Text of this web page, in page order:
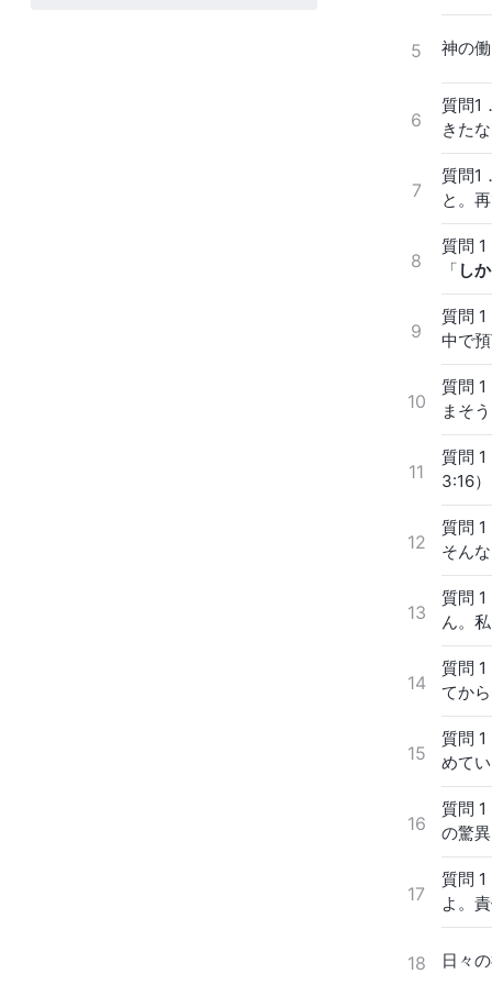
5 神の
6
質問1
きた
る。
る。
7
質問1
と。
のた
持つ
ない
ので
8
質問
「 し
れる
る栄
戻ら
見て
9
質問
中で
（マ
くと
って
（テ
神の
10
質問
まそ
達は
達は
達を
間に
であ
てま
にあ
旨を
者と
11
質問
3:16
御言
異端
けれ
信じ
主の
か？
12
質問
そん
され
す。
し行
によ
が下
悔い
に昇
働き
触れ
仰で
能神
13
質問
ん。
の弟
いで
様で
は、
て受
14
質問
てか
ほと
従っ
てい
15
質問
めて
の敵
ず、
たも
て判
16
質問
の驚
もの
れて
17
質問
よ。
て現
な科
か信
18 日々